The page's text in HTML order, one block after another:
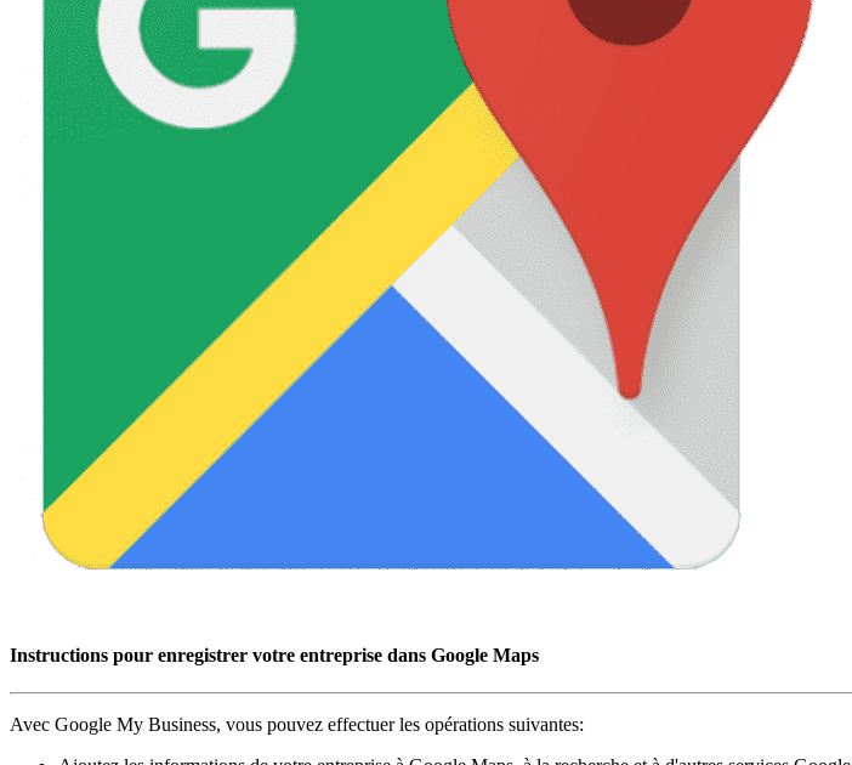
Instructions pour enregistrer votre entreprise dans Google Maps
Avec Google My Business, vous pouvez effectuer les opérations suivantes: